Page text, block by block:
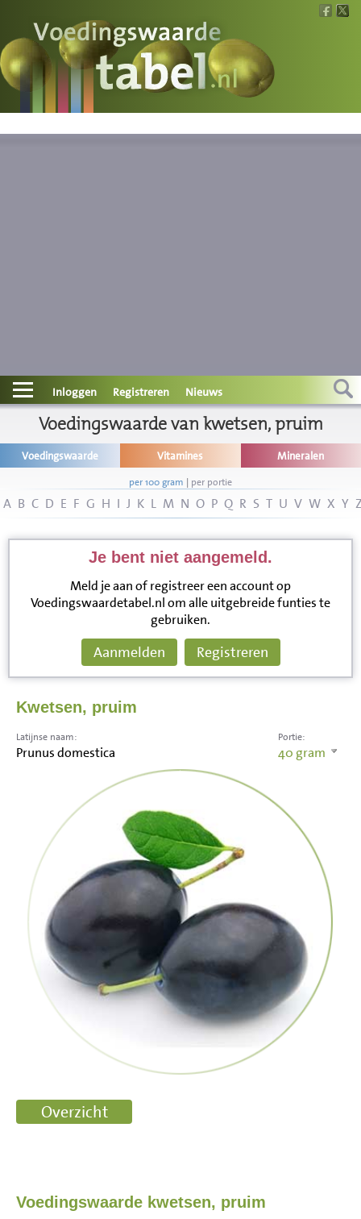
Voedingswaarde
Wat is wat?
Contact
Informatie
Disclaimer
Inloggen Registreren Nieuws
Voedingswaarde van kwetsen, pruim
Voedingswaarde Vitamines Mineralen
per 100 gram | per portie
A B C D E F G H I J K L M N O P Q R S T U V W X Y
Je bent niet aangemeld.
Meld je aan of registreer een account op
Voedingswaardetabel.nl om alle uitgebreide funties te
gebruiken.
Aanmelden Registreren
Kwetsen, pruim
Portie:
40 gram
Latijnse naam:
Prunus domestica
Voedingswaarde kwetsen, pruim